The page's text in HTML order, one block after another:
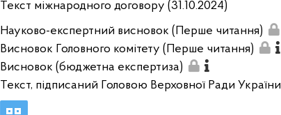
Текст міжнародного договору (31.10.2024)
Науково-експертний висновок (Перше читання)
Висновок Головного комітету (Перше читання)
Висновок (бюджетна експертиза)
Текст, підписаний Головою Верховної Ради України